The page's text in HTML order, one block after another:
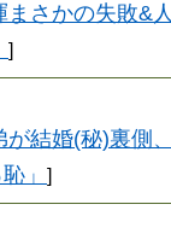
まさかの失敗&
]
結婚(秘)裏側
」 ]